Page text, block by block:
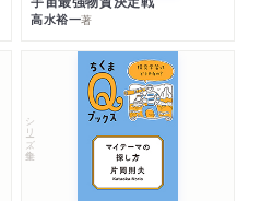
高水裕一著
シリーズ・全集